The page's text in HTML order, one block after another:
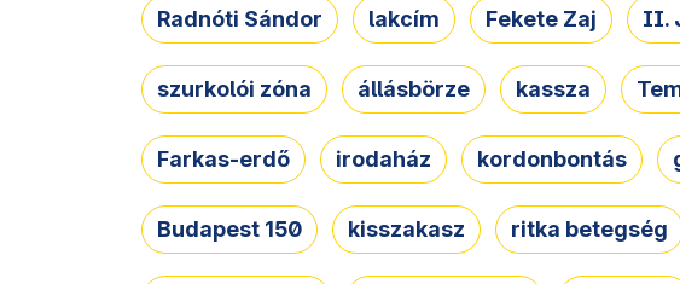
Radnóti Sándor lakcím Fekete Zaj II.
szurkolói zóna állásbörze kassza
Farkas-erdő irodaház kordonbontás
Budapest 150 kisszakasz ritka betegség